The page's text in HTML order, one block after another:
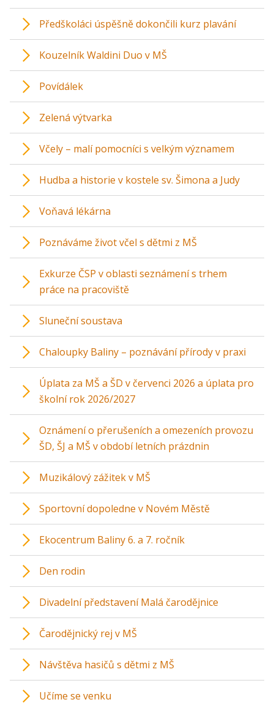
Předškoláci úspěšně dokončili kurz plavání
Kouzelník Waldini Duo v MŠ
Povídálek
Zelená výtvarka
Včely – malí pomocníci s velkým významem
Hudba a historie v kostele sv. Šimona a Judy
Voňavá lékárna
Poznáváme život včel s dětmi z MŠ
Exkurze ČSP v oblasti seznámení s trhem
práce na pracoviště
Sluneční soustava
Chaloupky Baliny – poznávání přírody v praxi
Úplata za MŠ a ŠD v červenci 2026 a úplata pro
školní rok 2026/2027
Oznámení o přerušeních a omezeních provozu
ŠD, ŠJ a MŠ v období letních prázdnin
Muzikálový zážitek v MŠ
Sportovní dopoledne v Novém Městě
Ekocentrum Baliny 6. a 7. ročník
Den rodin
Divadelní představení Malá čarodějnice
Čarodějnický rej v MŠ
Návštěva hasičů s dětmi z MŠ
Učíme se venku